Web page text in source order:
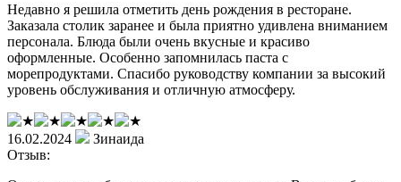
Недавно я решила отметить день рождения в ресторане.
Заказала столик заранее и была приятно удивлена вниманием
персонала. Блюда были очень вкусные и красиво
оформленные. Особенно запомнилась паста с
морепродуктами. Спасибо руководству компании за высокий
уровень обслуживания и отличную атмосферу.
16.02.2024
Зинаида
Отзыв: